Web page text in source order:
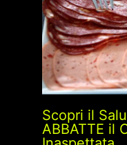
Scopri il
ABBATTE il